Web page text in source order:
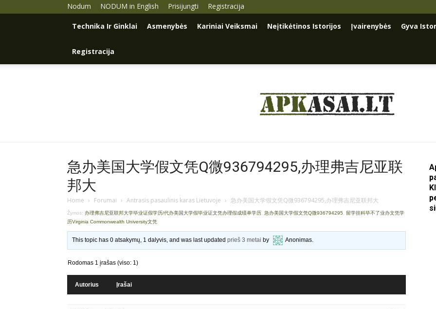
Nodum NODUM in English Prisijungti Registracija
Technika Ir Ginklai Asmenybės Kariniai Veiksmai Neįtikėtinos Istorijos Įvairenybės Gyva
Registracija
急办美国大学假文凭Q微936794295,办理弗吉尼亚联
邦大
Home › Forumai › Antrasis pasaulinis karas Lietuvoje › 急办美国大学假文凭Q微936794295,办理弗吉尼亚联邦大
Žymos: 办理弗吉尼亚联邦大学毕业证假学历/代办美国大学假毕业证文凭办理假成绩单学历 急办美国大学假文凭Q微936794295
留学挂科毕不了业办文凭学
历Virginia Commonwealth University文凭
This topic has 0 atsakymų, 1 dalyvis, and was last updatedprieš 3 metai by Anonimas.
Rodomas 1 įrašas (viso: 1)
Autorius Įrašai